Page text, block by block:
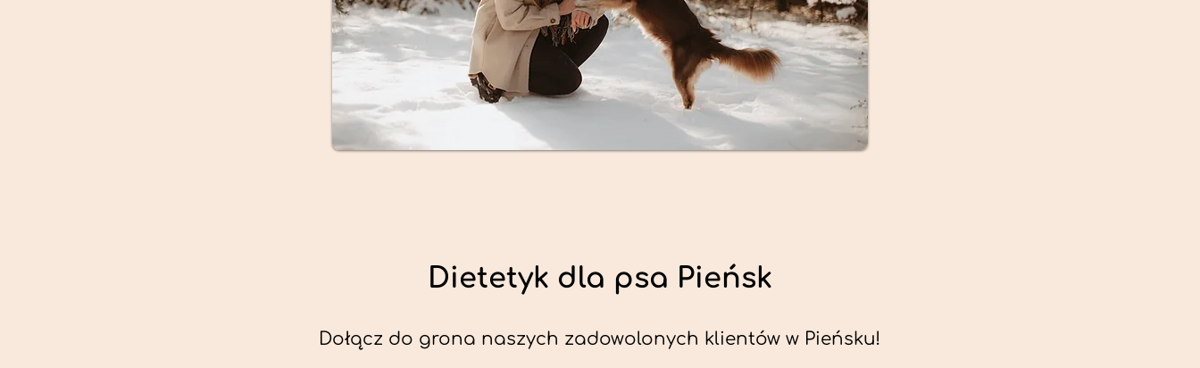
Dietetyk dla psa Pieńsk
Dołącz do grona naszych zadowolonych klientów w Pieńsku!